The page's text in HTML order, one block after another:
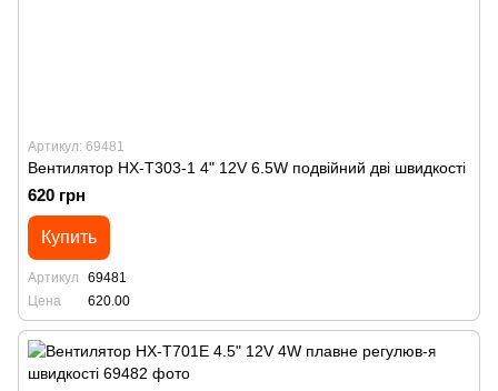
Артикул: 69481
Вентилятор HX-T303-1 4" 12V 6.5W подвійний дві швидкості
620 грн
Купить
Артикул
69481
Цена
620.00